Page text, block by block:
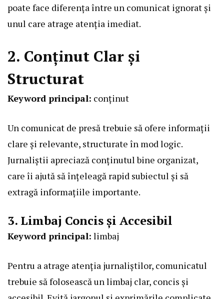
poate face diferența între un comunicat ignorat și
unul care atrage atenția imediat.
2. Conținut Clar și
Structurat
Keyword principal: conținut
Un comunicat de presă trebuie să ofere informații
clare și relevante, structurate în mod logic.
Jurnaliștii apreciază conținutul bine organizat,
care îi ajută să înțeleagă rapid subiectul și să
extragă informațiile importante.
3. Limbaj Concis și Accesibil
Keyword principal: limbaj
Pentru a atrage atenția jurnaliștilor, comunicatul
trebuie să folosească un limbaj clar, concis și